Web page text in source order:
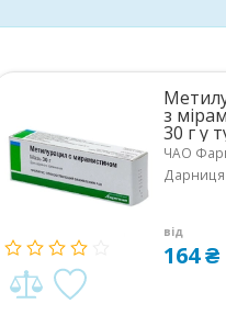
з
30 г у
ЧАО
Дарниця
від
164 ₴